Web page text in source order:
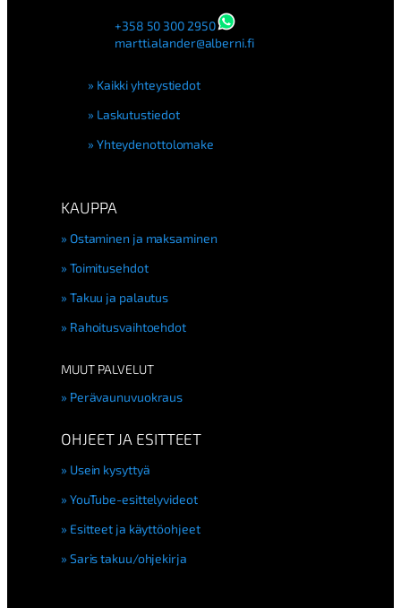
+358 50 300 2950
martti.alander@alberni.fi
Kaikki yhteystiedot
Laskutustiedot
Yhteydenottolomake
KAUPPA
Ostaminen ja maksaminen
Toimitusehdot
Takuu ja palautus
Rahoitusvaihtoehdot
MUUT PALVELUT
Perävaunuvuokraus
OHJEET JA ESITTEET
Usein kysyttyä
YouTube-esittelyvideot
Esitteet ja käyttöohjeet
Saris takuu/ohjekirja